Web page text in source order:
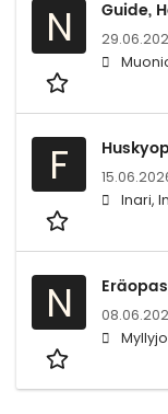
N Guide,
F
Inari,
N